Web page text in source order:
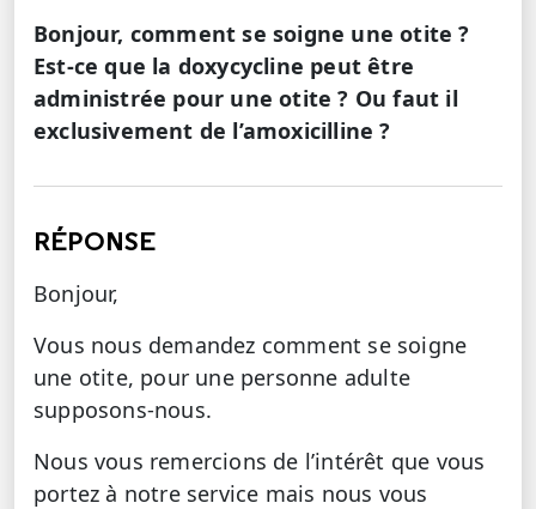
Bonjour, comment se soigne une otite ?
Est-ce que la doxycycline peut être
administrée pour une otite ? Ou faut il
exclusivement de l’amoxicilline ?
RÉPONSE
Bonjour,
Vous nous demandez comment se soigne
une otite, pour une personne adulte
supposons-nous.
Nous vous remercions de l’intérêt que vous
portez à notre service mais nous vous